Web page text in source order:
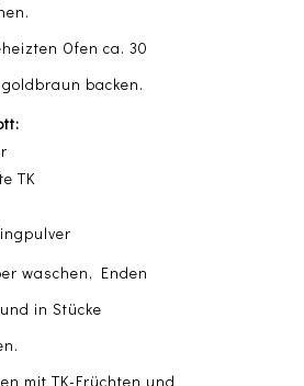
Ofen ca. 30
backen.
TK
waschen, Enden
in Stücke
mit TK-Früchten und